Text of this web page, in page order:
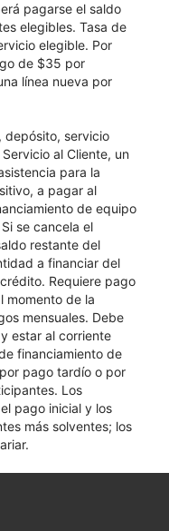
pagarse el saldo
elegibles. Tasa de
elegible. Por
de $35 por
línea nueva por
depósito, servicio
al Cliente, un
para la
a pagar al
de equipo
se cancela el
restante del
a financiar del
Requiere pago
momento de la
mensuales. Debe
estar al corriente
financiamiento de
pago tardío o por
Los
pago inicial y los
más solventes; los